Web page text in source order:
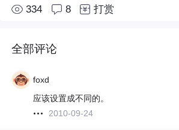
334 8 打赏
全部评论
foxd
应该设置成不同的。
2010-09-24